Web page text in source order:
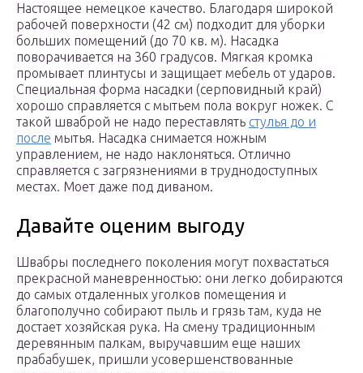
Настоящее немецкое качество. Благодаря широкой
рабочей поверхности (42 см) подходит для уборки
больших помещений (до 70 кв. м). Насадка
поворачивается на 360 градусов. Мягкая кромка
промывает плинтусы и защищает мебель от ударов.
Специальная форма насадки (серповидный край)
хорошо справляется с мытьем пола вокруг ножек. С
такой шваброй не надо переставлять стулья до и
после мытья. Насадка снимается ножным
управлением, не надо наклоняться. Отлично
справляется с загрязнениями в труднодоступных
местах. Моет даже под диваном.
Давайте оценим выгоду
Швабры последнего поколения могут похвастаться
прекрасной маневренностью: они легко добираются
до самых отдаленных уголков помещения и
благополучно собирают пыль и грязь там, куда не
достает хозяйская рука. На смену традиционным
деревянным палкам, выручавшим еще наших
прабабушек, пришли усовершенствованные